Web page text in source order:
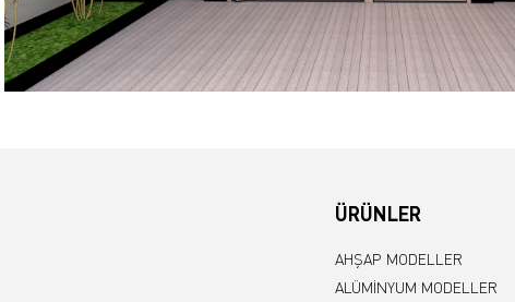
ÜRÜNLER
AHŞAP MODELLER
ALÜMİNYUM MODELLER